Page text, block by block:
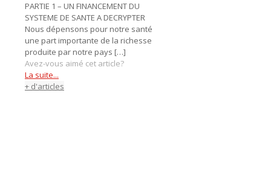
PARTIE 1 – UN FINANCEMENT DU
SYSTEME DE SANTE A DECRYPTER
Nous dépensons pour notre santé
une part importante de la richesse
produite par notre pays […]
Avez-vous aimé cet article?
La suite...
+ d'articles